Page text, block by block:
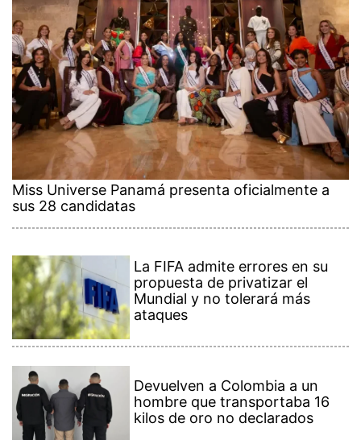
Miss Universe Panamá presenta oficialmente a
sus 28 candidatas
La FIFA admite errores en su
propuesta de privatizar el
Mundial y no tolerará más
ataques
Devuelven a Colombia a un
hombre que transportaba 16
kilos de oro no declarados